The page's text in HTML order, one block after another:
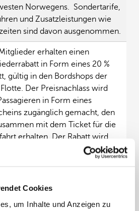
Cookies
um Inhalte und Anzeigen zu
Norwegens. Sondertarife,
und Zusatzleistungen wie
sind davon ausgenommen.
erhalten einen
in Form eines 20 %
gültig in den Bordshops der
Der Preisnachlass wird
in Form eines
zugänglich gemacht, den
mit dem Ticket für die
erhalten. Der Rabatt wird
auf Tabakwaren, Alkohol, Parfüm
Zeitschriften und Zeitungen
erhalten bis zu 10%
auf Buchungen,